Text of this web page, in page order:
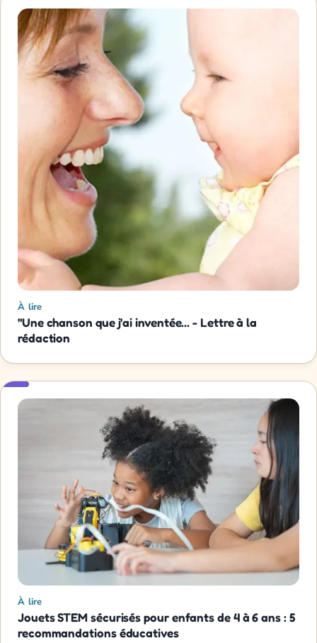
À lire
"Une chanson que j'ai inventée... - Lettre à la
rédaction
À lire
Jouets STEM sécurisés pour enfants de 4 à 6 ans : 5
recommandations éducatives